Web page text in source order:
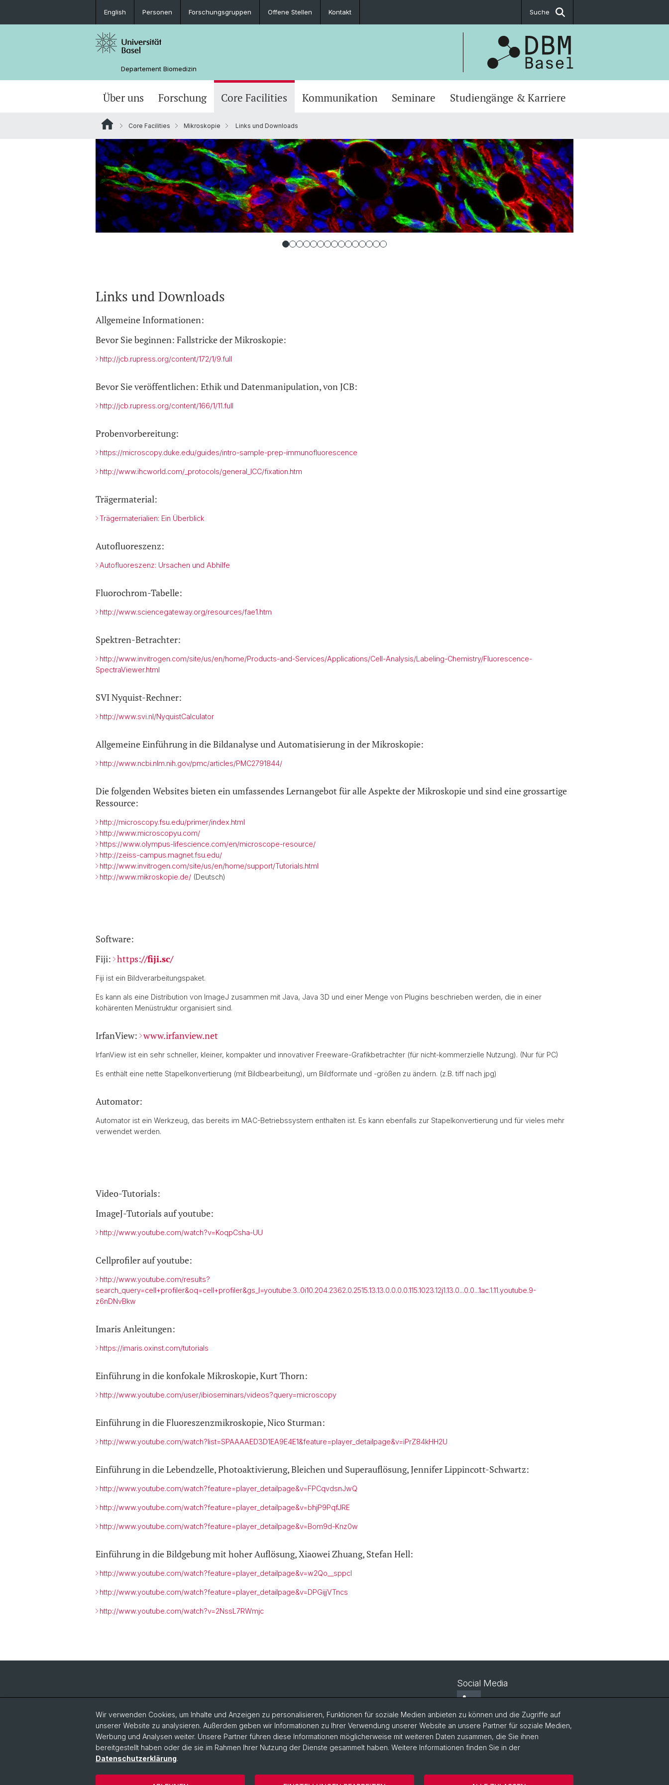
English Personen Forschungsgruppen Offene Stellen Kontakt Suche
Departement Biomedizin
Über uns Forschung Core Facilities Kommunikation Seminare Studiengänge & Karriere
Core Facilities Mikroskopie Links und Downloads
Links und Downloads
Allgemeine Informationen:
Bevor Sie beginnen: Fallstricke der Mikroskopie:
http://jcb.rupress.org/content/172/1/9.full
Bevor Sie veröffentlichen: Ethik und Datenmanipulation, von JCB:
http://jcb.rupress.org/content/166/1/11.full
Probenvorbereitung:
https://microscopy.duke.edu/guides/intro-sample-prep-immunofluorescence
http://www.ihcworld.com/_protocols/general_ICC/fixation.htm
Trägermaterial:
Trägermaterialien: Ein Überblick
Autofluoreszenz:
Autofluoreszenz: Ursachen und Abhilfe
Fluorochrom-Tabelle:
http://www.sciencegateway.org/resources/fae1.htm
Spektren-Betrachter:
http://www.invitrogen.com/site/us/en/home/Products-and-Services/Applications/Cell-Analysis/Labeling-Chemistry/Fluorescence-
SpectraViewer.html
SVI Nyquist-Rechner:
http://www.svi.nl/NyquistCalculator
Allgemeine Einführung in die Bildanalyse und Automatisierung in der Mikroskopie:
http://www.ncbi.nlm.nih.gov/pmc/articles/PMC2791844/
Die folgenden Websites bieten ein umfassendes Lernangebot für alle Aspekte der Mikroskopie und sind eine grossartige
Ressource:
http://microscopy.fsu.edu/primer/index.html
http://www.microscopyu.com/
https://www.olympus-lifescience.com/en/microscope-resource/
http://zeiss-campus.magnet.fsu.edu/
http://www.invitrogen.com/site/us/en/home/support/Tutorials.html
http://www.mikroskopie.de/ (Deutsch)
Software:
Fiji: https://fiji.sc/
Fiji ist ein Bildverarbeitungspaket.
Es kann als eine Distribution von ImageJ zusammen mit Java, Java 3D und einer Menge von Plugins beschrieben werden, die in einer
kohärenten Menüstruktur organisiert sind.
IrfanView: www.irfanview.net
IrfanView ist ein sehr schneller, kleiner, kompakter und innovativer Freeware-Grafikbetrachter (für nicht-kommerzielle Nutzung). (Nur für PC)
Es enthält eine nette Stapelkonvertierung (mit Bildbearbeitung), um Bildformate und -größen zu ändern. (z.B. tiff nach jpg)
Automator:
Automator ist ein Werkzeug, das bereits im MAC-Betriebssystem enthalten ist. Es kann ebenfalls zur Stapelkonvertierung und für vieles mehr
verwendet werden.
Video-Tutorials:
ImageJ-Tutorials auf youtube:
http://www.youtube.com/watch?v=KoqpCsha-UU
Cellprofiler auf youtube:
http://www.youtube.com/results?
search_query=cell+profiler&oq=cell+profiler&gs_l=youtube.3..0i10.204.2362.0.2515.13.13.0.0.0.0.115.1023.12j1.13.0...0.0...1ac.1.11.youtube.9-
z6nDNvBkw
Imaris Anleitungen:
https://imaris.oxinst.com/tutorials
Einführung in die konfokale Mikroskopie, Kurt Thorn:
http://www.youtube.com/user/ibioseminars/videos?query=microscopy
Einführung in die Fluoreszenzmikroskopie, Nico Sturman:
http://www.youtube.com/watch?list=SPAAAAED3D1EA9E4E1&feature=player_detailpage&v=iPrZ84kHH2U
Einführung in die Lebendzelle, Photoaktivierung, Bleichen und Superauflösung, Jennifer Lippincott-Schwartz:
http://www.youtube.com/watch?feature=player_detailpage&v=FPCqvdsnJwQ
http://www.youtube.com/watch?feature=player_detailpage&v=bhjP9PqfJRE
http://www.youtube.com/watch?feature=player_detailpage&v=Bom9d-Knz0w
Einführung in die Bildgebung mit hoher Auflösung, Xiaowei Zhuang, Stefan Hell:
http://www.youtube.com/watch?feature=player_detailpage&v=w2Qo__sppcI
http://www.youtube.com/watch?feature=player_detailpage&v=DPGijjVTncs
http://www.youtube.com/watch?v=2NssL7RWmjc
Social Media
Bluesky
Wir verwenden Cookies, um Inhalte und Anzeigen zu personalisieren, Funktionen für soziale Medien anbieten zu können und die Zugriffe auf
unserer Website zu analysieren. Außerdem geben wir Informationen zu Ihrer Verwendung unserer Website an unsere Partner für soziale Medien,
Werbung und Analysen weiter. Unsere Partner führen diese Informationen möglicherweise mit weiteren Daten zusammen, die Sie ihnen
bereitgestellt haben oder die sie im Rahmen Ihrer Nutzung der Dienste gesammelt haben. Weitere Informationen finden Sie in der
Datenschutzerklärung.